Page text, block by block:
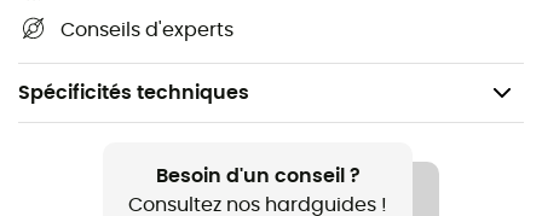
Conseils d'experts
Spécificités techniques
Randonnée / Lifestyle / Fitness
Besoin d'un conseil ?
Consultez nos hardguides !